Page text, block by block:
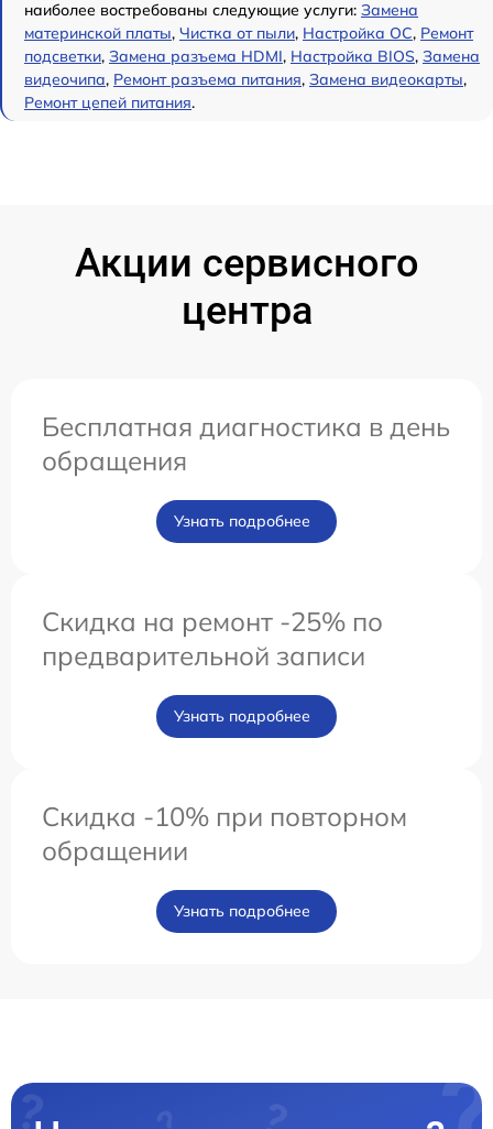
наиболее востребованы следующие услуги: Замена
материнской платы, Чистка от пыли, Настройка ОС, Ремонт
подсветки, Замена разъема HDMI, Настройка BIOS, Замена
видеочипа, Ремонт разъема питания, Замена видеокарты,
Ремонт цепей питания.
Акции сервисного
центра
Бесплатная диагностика в день
обращения
Узнать подробнее
Скидка на ремонт -25% по
предварительной записи
Узнать подробнее
Скидка -10% при повторном
обращении
Узнать подробнее